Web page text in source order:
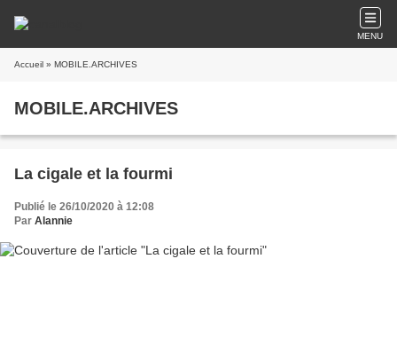
MENU
Accueil » MOBILE.ARCHIVES
MOBILE.ARCHIVES
La cigale et la fourmi
Publié le 26/10/2020 à 12:08
Par Alannie